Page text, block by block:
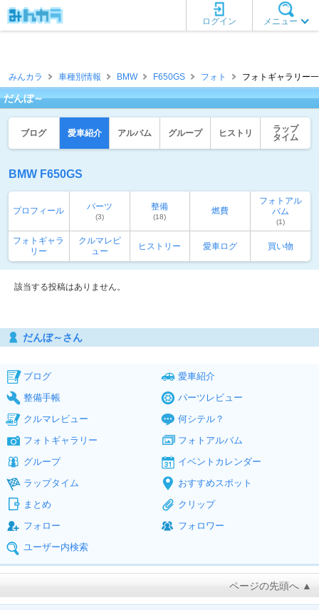
メニュー
ログイン
みんカラ 車種別情報 BMW F650GS フォト フォトギャラリー
だんぼ～
ブログ 愛車紹介 アルバム グループ ヒストリ
ラップ
タイム
BMW F650GS
プロフィール パーツ
(3)
整備
(18)
燃費
フォトアル
バム
(1)
フォトギャラ
リー
クルマレビ
ュー
ヒストリー 愛車ログ 買い物
該当する投稿はありません。
だんぼ～さん
ブログ
愛車紹介
整備手帳
パーツレビュー
クルマレビュー
何シテル？
フォトギャラリー
フォトアルバム
グループ
イベントカレンダー
ラップタイム
おすすめスポット
まとめ
クリップ
フォロー
フォロワー
ユーザー内検索
ページの先頭へ ▲